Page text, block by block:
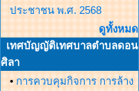
ประชาชน พ.ศ. 2568
ดูทั้งหมด
เทศบัญญัติเทศบาลตำบลดอน
ศิลา
• การควบคุมกิจการ การล้าง